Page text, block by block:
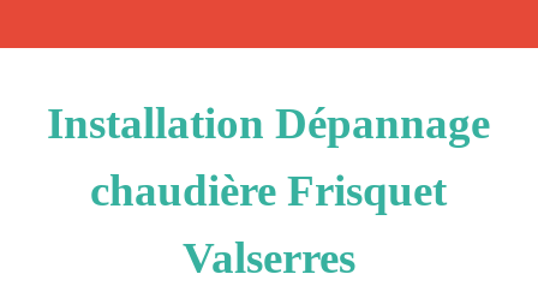
Installation Dépannage
chaudière Frisquet
Valserres